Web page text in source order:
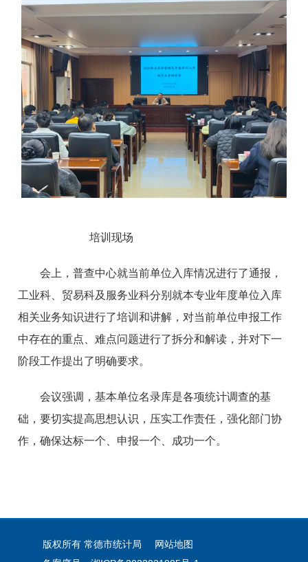
培训现场
会上，普查中心就当前单位入库情况进行了通报，
工业科、贸易科及服务业科分别就本专业年度单位入库
相关业务知识进行了培训和讲解，对当前单位申报工作
中存在的重点、难点问题进行了拆分和解读，并对下一
阶段工作提出了明确要求。
会议强调，基本单位名录库是各项统计调查的基
础，要切实提高思想认识，压实工作责任，强化部门协
作，确保达标一个、申报一个、成功一个。
版权所有 常德市统计局
网站地图